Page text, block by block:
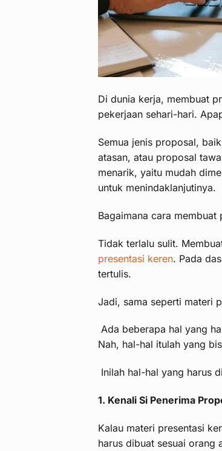
Di dunia kerja, membuat
pekerjaan sehari-hari.
Semua jenis proposal,
atasan, atau proposal
menarik, yaitu mudah
untuk menindaklanjutinya.
Bagaimana cara
Tidak terlalu sulit.
presentasi keren. Pada
tertulis.
Jadi, sama seperti materi
Ada beberapa hal yang
Nah, hal-hal itulah yang
Inilah hal-hal yang harus
1. Kenali Si Penerima
Kalau materi presentasi
harus dibuat sesuai orang